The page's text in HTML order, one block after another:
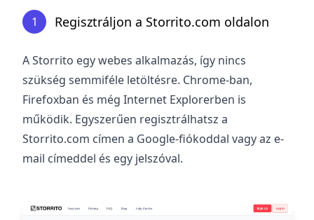
1 Regisztráljon a Storrito.com oldalon
A Storrito egy webes alkalmazás, így nincs
szükség semmiféle letöltésre. Chrome-ban,
Firefoxban és még Internet Explorerben is
működik. Egyszerűen regisztrálhatsz a
Storrito.com címen a Google-fiókoddal vagy az e-
mail címeddel és egy jelszóval.